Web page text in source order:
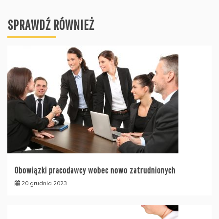
SPRAWDŹ RÓWNIEŻ
Obowiązki pracodawcy wobec nowo zatrudnionych
20 grudnia 2023